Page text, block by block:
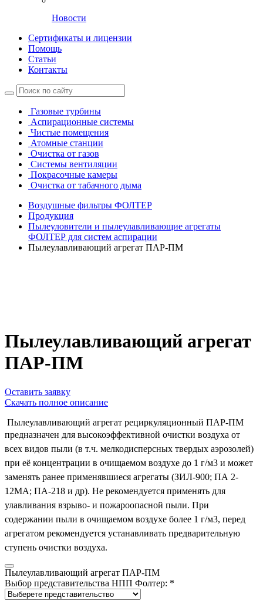
Новости
Сертификаты и лицензии
Помощь
Статьи
Контакты
Газовые турбины
Аспирационные системы
Чистые помещения
Атомные станции
Очистка от газов
Системы вентиляции
Покрасочные камеры
Очистка от табачного дыма
Воздушные фильтры ФОЛТЕР
Продукция
Пылеуловители и пылеулавливающие агрегаты
ФОЛТЕР для систем аспирации
Пылеулавливающий агрегат ПАР-ПМ
Пылеулавливающий агрегат
ПАР-ПМ
Оставить заявку
Скачать полное описание
Пылеулавливающий агрегат рециркуляционный ПАР-ПМ
предназначен для высокоэффективной очистки воздуха от
всех видов пыли (в т.ч. мелкодисперсных твердых аэрозолей)
при её концентрации в очищаемом воздухе до 1 г/м3 и может
заменять ранее применявшиеся агрегаты (ЗИЛ-900; ПА 2-
12МА; ПА-218 и др). Не рекомендуется применять для
улавливания взрыво- и пожароопасной пыли. При
содержании пыли в очищаемом воздухе более 1 г/м3, перед
агрегатом рекомендуется устанавливать предварительную
ступень очистки воздуха.
Пылеулавливающий агрегат ПАР-ПМ
Выбор представительства НПП Фолтер: *